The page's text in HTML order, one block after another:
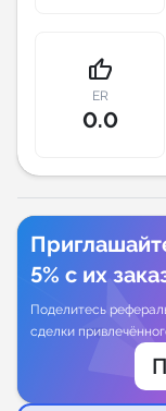
thumb_up
ER
0.0
5% с их
Поделитесь
сделки